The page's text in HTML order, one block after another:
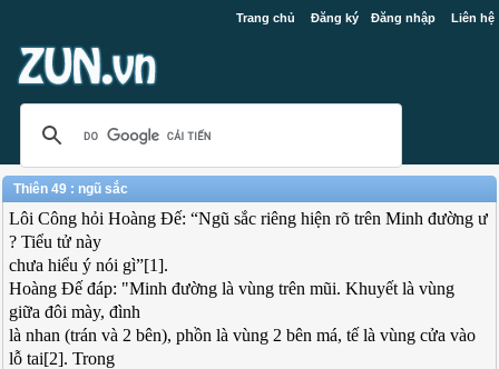
Trang chủ Đăng ký Đăng nhập Liên hệ
Thiên 49 : ngũ sắc
Lôi Công hỏi Hoàng Đế: “Ngũ sắc riêng hiện rõ trên Minh đường ư
? Tiểu tử này
chưa hiểu ý nói gì”[1].
Hoàng Đế đáp: "Minh đường là vùng trên mũi. Khuyết là vùng
giữa đôi mày, đình
là nhan (trán và 2 bên), phồn là vùng 2 bên má, tế là vùng cửa vào
lỗ tai[2]. Trong